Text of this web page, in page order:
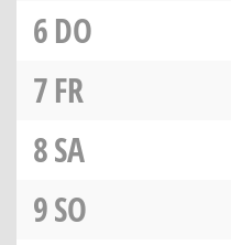
6DO
7FR
8SA
9SO